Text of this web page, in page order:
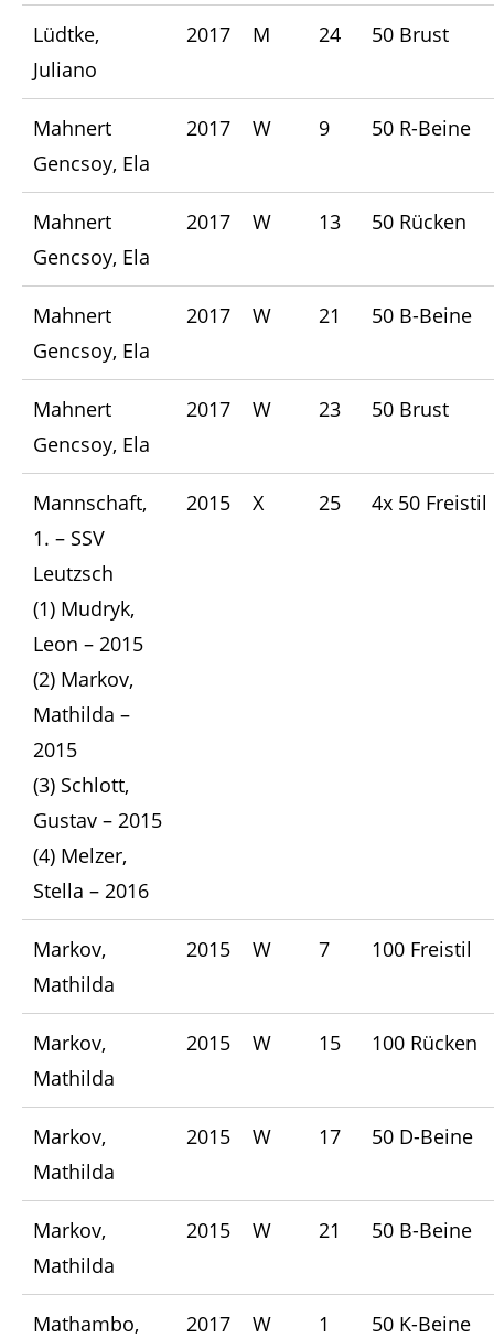
Lüdtke,
Juliano
2017 M 24 50 Brust
Mahnert
Gencsoy, Ela
2017 W 9 50 R-Beine
Mahnert
Gencsoy, Ela
2017 W 13 50 Rücken
Mahnert
Gencsoy, Ela
2017 W 21 50 B-Beine
Mahnert
Gencsoy, Ela
2017 W 23 50 Brust
Mannschaft,
1. – SSV
Leutzsch
(1) Mudryk,
Leon – 2015
(2) Markov,
Mathilda –
2015
(3) Schlott,
Gustav – 2015
(4) Melzer,
Stella – 2016
2015 X 25 4x 50 Freistil
Markov,
Mathilda
2015 W 7 100 Freistil
Markov,
Mathilda
2015 W 15 100 Rücken
Markov,
Mathilda
2015 W 17 50 D-Beine
Markov,
Mathilda
2015 W 21 50 B-Beine
Mathambo,
2017 W 1 50 K-Beine